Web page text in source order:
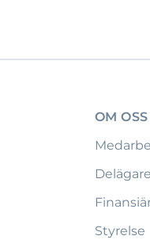
OM OSS
Delägare
Styrelse